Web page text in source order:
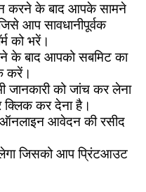
करने के बाद आपके सामने
आप सावधानीपूर्वक
को भरें।
के बाद आपको सबमिट का
करें।
को जांच कर लेना
कर देना है।
आवेदन की रसीद
जिसको आप प्रिंटआउट